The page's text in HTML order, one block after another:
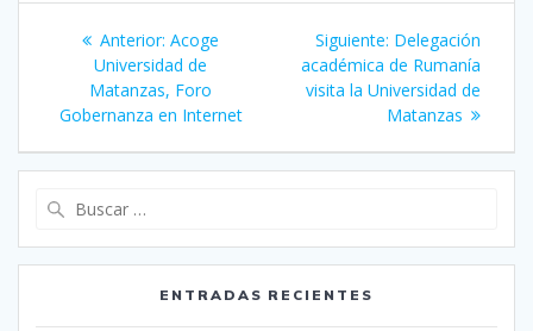
Navegación
entradas
Anterior: Entrada
anterior:
Acoge
Universidad de
Matanzas, Foro
Gobernanza en Internet
Siguiente: Siguiente
entrada:
Delegación
académica de Rumanía
visita la Universidad de
Matanzas
ENTRADAS RECIENTES